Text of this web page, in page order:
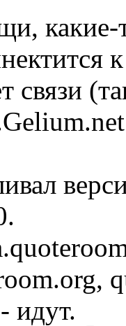
какие-
связи
идут.